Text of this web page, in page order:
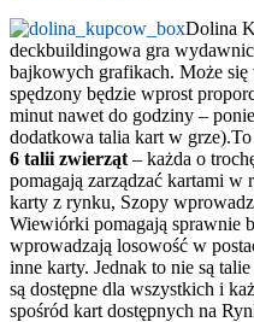
Dolina
deckbuildingowa gra
bajkowych grafikach. Może się
spędzony będzie wprost
minut nawet do godziny –
dodatkowa talia kart w grze).
6 talii zwierząt – każda o
pomagają zarządzać kartami w
karty z rynku, Szopy
Wiewiórki pomagają sprawnie
wprowadzają losowość w
inne karty. Jednak to nie są
są dostępne dla wszystkich i
spośród kart dostępnych na